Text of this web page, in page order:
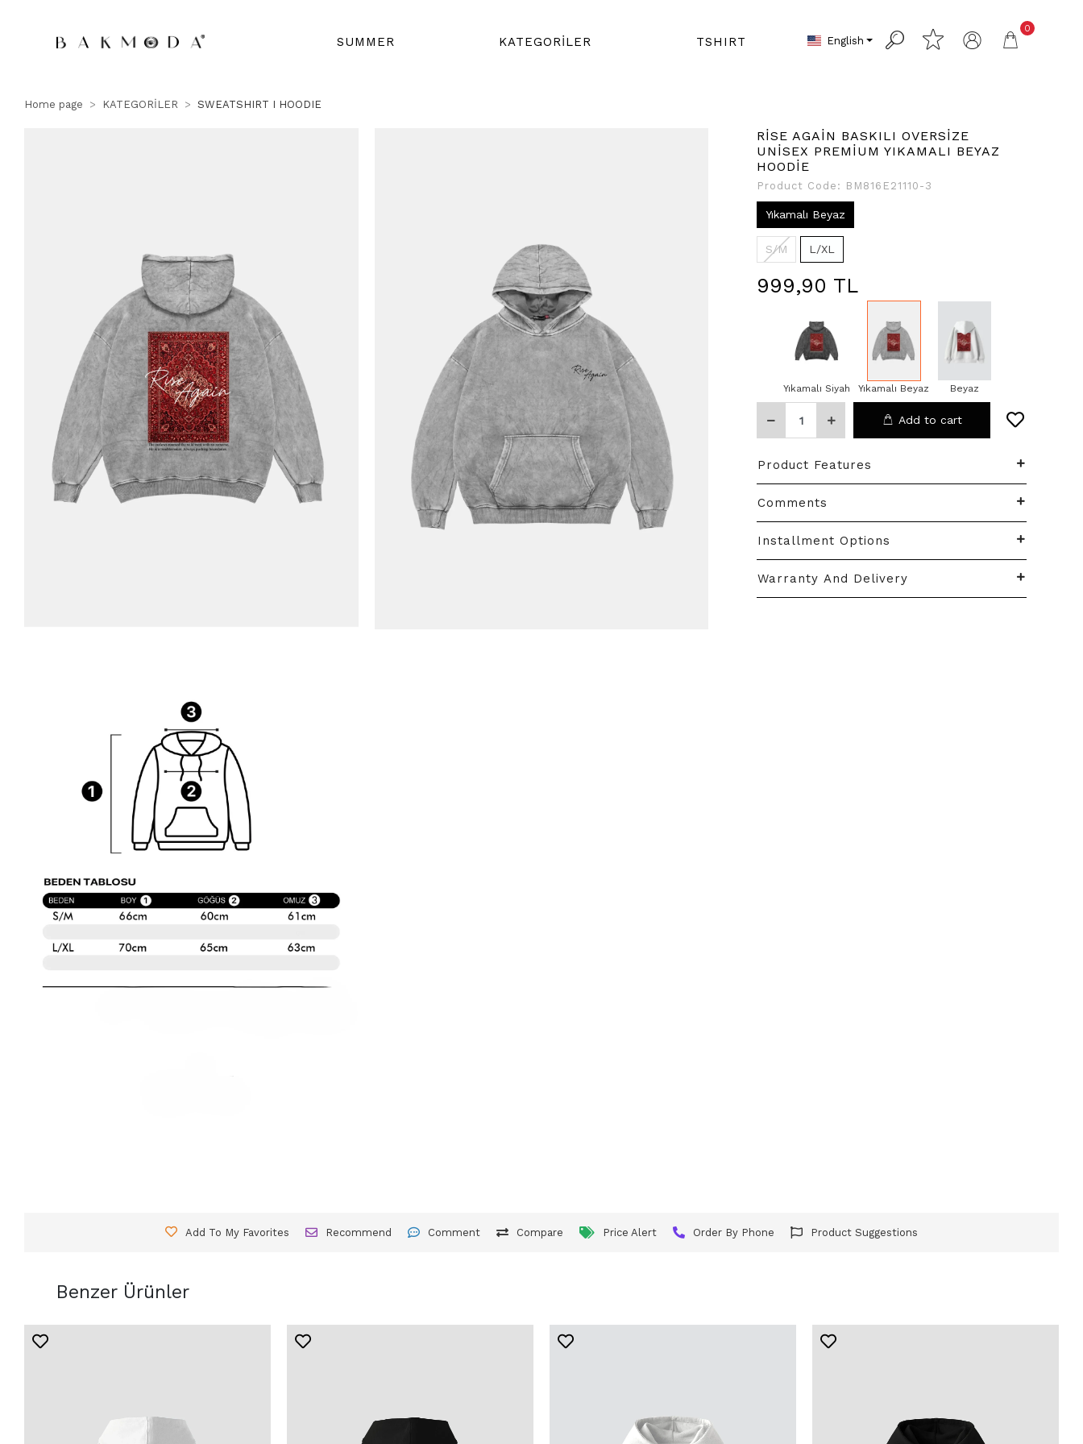
SUMMER KATEGORİLER TSHIRT English
0
Home page KATEGORİLER SWEATSHIRT I HOODIE
RİSE AGAİN BASKILI OVERSİZE
UNİSEX PREMİUM YIKAMALI BEYAZ
HOODİE
Product Code: BM816E21110-3
Yıkamalı Beyaz
S/M L/XL
999,90 TL
Yıkamalı Siyah Yıkamalı Beyaz Beyaz
Add to cart
Product Features
Comments
Installment Options
Warranty And Delivery
Add To My Favorites Recommend Comment Compare Price Alert Order By Phone Product Suggestions
Benzer Ürünler